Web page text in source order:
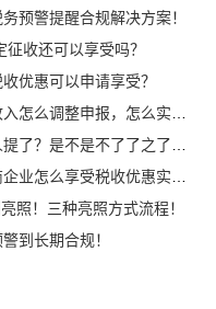
预警提醒合规解决方案！
收还可以享受吗？
优惠可以申请享受？
怎么实现合规申报享受税收优惠！
？是不是不了了之了嘛？
享受税收优惠实现税务合规？
照！三种亮照方式流程！
到长期合规！